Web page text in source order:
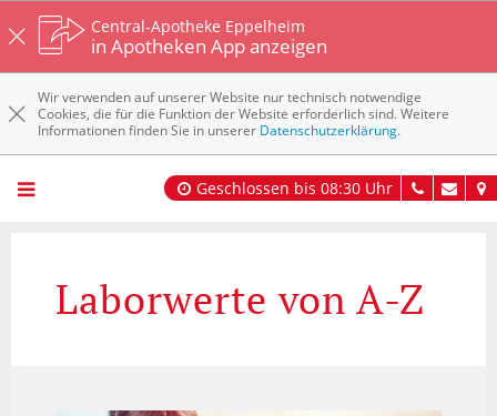
Central-Apotheke Eppelheim
in Apotheken App anzeigen
Wir verwenden auf unserer Website nur technisch notwendige
Cookies, die für die Funktion der Website erforderlich sind. Weitere
Informationen finden Sie in unserer Datenschutzerklärung.
Geschlossen bis 08:30 Uhr
Laborwerte von A-Z